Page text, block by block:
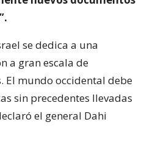
se dedica a una
a gran escala de
El mundo occidental debe
sin precedentes llevadas
el general Dahi